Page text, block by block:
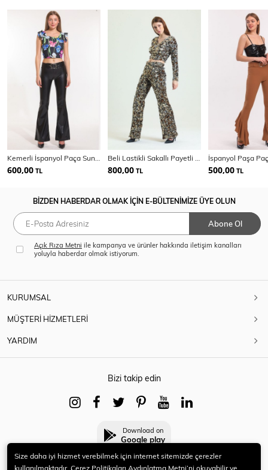
Kemerli İspanyol Paça Suni Deri Pantolon PNT33313
600,00 TL
Beli Lastikli Sakallı Payetli Abiye Pantolon | Pnt34671
800,00 TL 500,00 TL
BİZDEN HABERDAR OLMAK İÇİN E-BÜLTENİMİZE ÜYE OLUN
Abone Ol
Açık Rıza Metni ile kampanya ve ürünler hakkında iletişim kanalları
yoluyla haberdar olmak istiyorum.
KURUMSAL
MÜŞTERİ HİZMETLERİ
YARDIM
Bizi takip edin
Download on
Google play
Size daha iyi hizmet verebilmek için internet sitemizde çerezler
kullanılmaktadır. Çerez Politikaları Aydınlatma Metni’ni okuyabilir ve